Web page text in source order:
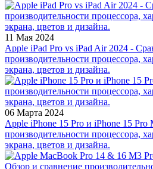
11 Мая 2024
Apple iPad Pro vs iPad Air 2024 -
производительности процессора,
экрана, цветов и дизайна.
06 Марта 2024
Apple iPhone 15 Pro и iPhone 15 Pro
производительности процессора,
экрана, цветов и дизайна.